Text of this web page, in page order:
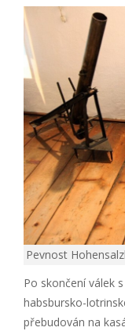
Pevnost
Po skončení válek
habsbursko-
přebudován na